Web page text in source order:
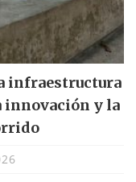
infraestructura
innovación y la